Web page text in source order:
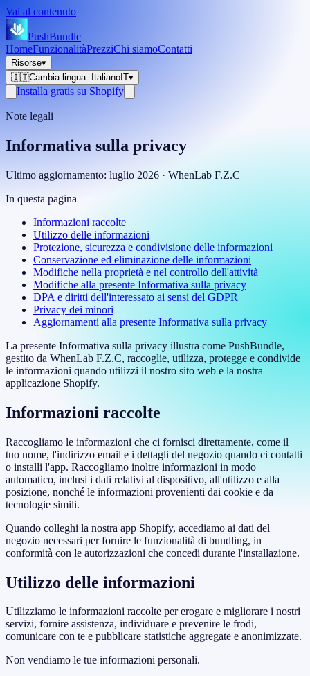
Vai al contenuto
PushBundle
HomeFunzionalitàPrezziChi siamoContatti
Risorse▾
🇮🇹Cambia lingua: Italiano IT▾
Installa gratis su Shopify
Note legali
Informativa sulla privacy
Ultimo aggiornamento: luglio 2026 · WhenLab F.Z.C
In questa pagina
Informazioni raccolte
Utilizzo delle informazioni
Protezione, sicurezza e condivisione delle informazioni
Conservazione ed eliminazione delle informazioni
Modifiche nella proprietà e nel controllo dell'attività
Modifiche alla presente Informativa sulla privacy
DPA e diritti dell'interessato ai sensi del GDPR
Privacy dei minori
Aggiornamenti alla presente Informativa sulla privacy
La presente Informativa sulla privacy illustra come PushBundle,
gestito da WhenLab F.Z.C, raccoglie, utilizza, protegge e condivide
le informazioni quando utilizzi il nostro sito web e la nostra
applicazione Shopify.
Informazioni raccolte
Raccogliamo le informazioni che ci fornisci direttamente, come il
tuo nome, l'indirizzo email e i dettagli del negozio quando ci contatti
o installi l'app. Raccogliamo inoltre informazioni in modo
automatico, inclusi i dati relativi al dispositivo, all'utilizzo e alla
posizione, nonché le informazioni provenienti dai cookie e da
tecnologie simili.
Quando colleghi la nostra app Shopify, accediamo ai dati del
negozio necessari per fornire le funzionalità di bundling, in
conformità con le autorizzazioni che concedi durante l'installazione.
Utilizzo delle informazioni
Utilizziamo le informazioni raccolte per erogare e migliorare i nostri
servizi, fornire assistenza, individuare e prevenire le frodi,
comunicare con te e pubblicare statistiche aggregate e anonimizzate.
Non vendiamo le tue informazioni personali.